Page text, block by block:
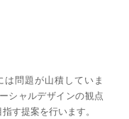
問題が山積していま
シャルデザインの観点
す提案を行います。